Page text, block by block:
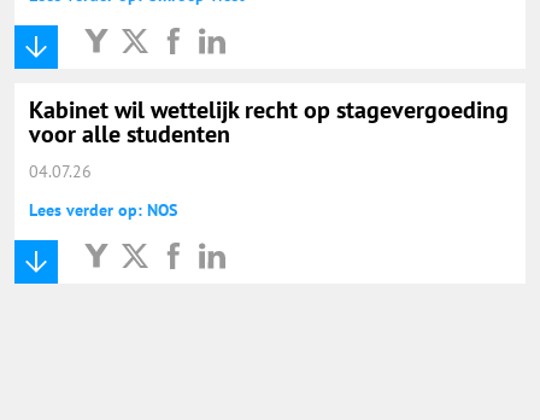
Kabinet wil wettelijk recht op stagevergoeding
voor alle studenten
04.07.26
Lees verder op: NOS